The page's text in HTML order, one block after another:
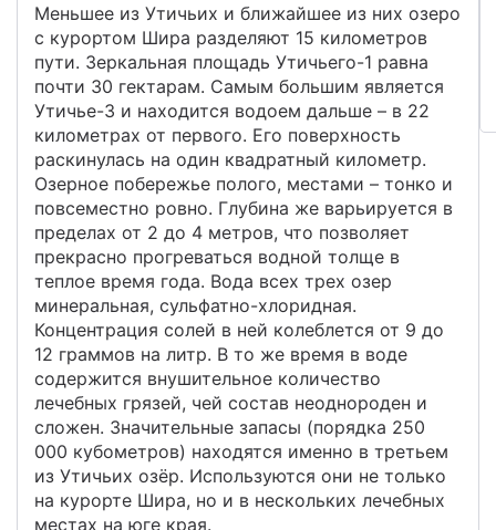
Меньшее из Утичьих и ближайшее из них озеро
с курортом Шира разделяют 15 километров
пути. Зеркальная площадь Утичьего-1 равна
почти 30 гектарам. Самым большим является
Утичье-3 и находится водоем дальше – в 22
километрах от первого. Его поверхность
раскинулась на один квадратный километр.
Озерное побережье полого, местами – тонко и
повсеместно ровно. Глубина же варьируется в
пределах от 2 до 4 метров, что позволяет
прекрасно прогреваться водной толще в
теплое время года. Вода всех трех озер
минеральная, сульфатно-хлоридная.
Концентрация солей в ней колеблется от 9 до
12 граммов на литр. В то же время в воде
содержится внушительное количество
лечебных грязей, чей состав неоднороден и
сложен. Значительные запасы (порядка 250
000 кубометров) находятся именно в третьем
из Утичьих озёр. Используются они не только
на курорте Шира, но и в нескольких лечебных
местах на юге края.